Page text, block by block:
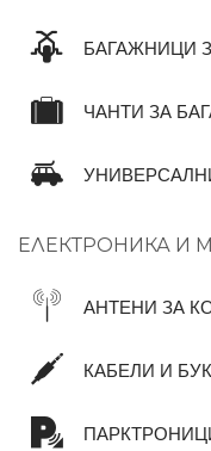
БАГАЖНИЦИ
ЧАНТИ ЗА
ЕЛЕКТРОНИКА И
АНТЕНИ ЗА
КАБЕЛИ И